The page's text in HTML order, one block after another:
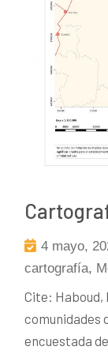
4 mayo,
cartografía,
Cite: Haboud,
comunidades
encuestada